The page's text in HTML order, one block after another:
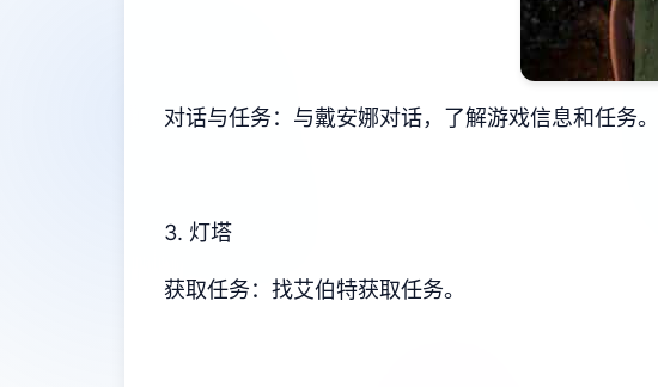
对话与任务：与戴安娜对话，了解游戏信息和任务。
3. 灯塔
获取任务：找艾伯特获取任务。